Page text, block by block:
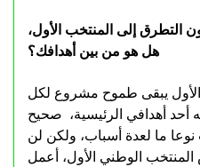
التطرق إلى المنتخب الأول،
هل هو من بين أهدافك؟
الأول يبقى طموح مشروع لكل
أحد أهدافي الرئيسية، صحيح
ما لعدة أسباب، ولكن لن
المنتخب الوطني الأول، أعمل